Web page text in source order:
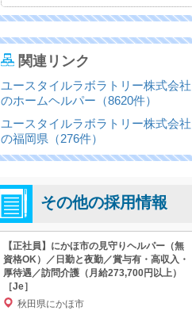
関連リンク
ユースタイルラボラトリー株式会社
のホームヘルパー（8620件）
ユースタイルラボラトリー株式会社
の福岡県（276件）
その他の採用情報
【正社員】にかほ市の見守りヘルパー（無
資格OK）／日勤と夜勤／賞与有・高収入・
厚待遇／訪問介護（月給273,700円以上）
［Je］
秋田県にかほ市